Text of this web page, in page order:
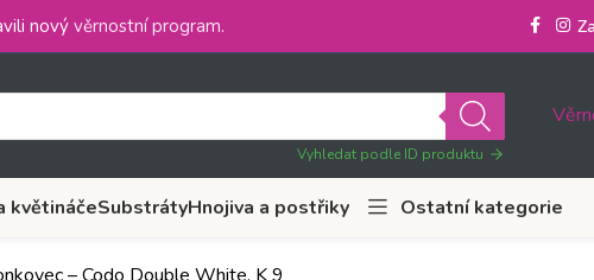
nový věrnostní program.
Vyhledat podle ID produktu
květináčeSubstrátyHnojiva a postřiky Ostatní kategorie